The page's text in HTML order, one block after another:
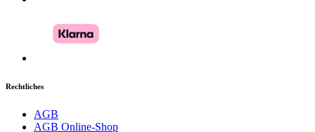
Rechtliches
AGB
AGB Online-Shop